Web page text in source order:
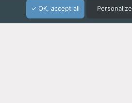
OK, accept all Personalize